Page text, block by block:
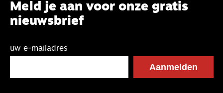
Meld je aan voor onze gratis
nieuwsbrief
uw e-mailadres